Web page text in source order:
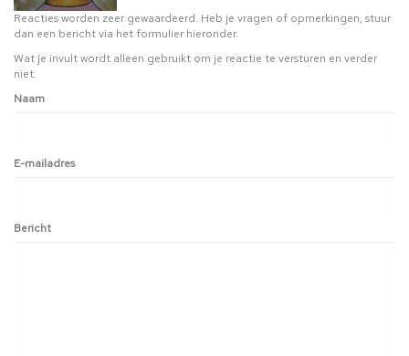
Reacties worden zeer gewaardeerd. Heb je vragen of opmerkingen, stuur
dan een bericht via het formulier hieronder.
Wat je invult wordt alleen gebruikt om je reactie te versturen en verder
niet.
Naam
E-mailadres
Bericht